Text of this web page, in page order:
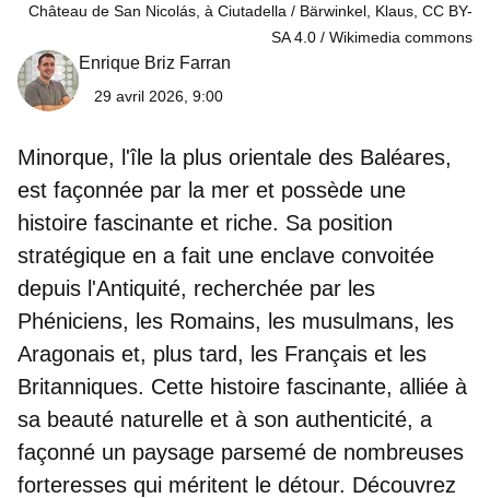
Château de San Nicolás, à Ciutadella / Bärwinkel, Klaus, CC BY-
SA 4.0
Wikimedia commons
Enrique Briz Farran
29 avril 2026, 9:00
Minorque, l'île la plus orientale des Baléares,
est façonnée par la mer et possède une
histoire fascinante et riche. Sa position
stratégique en a fait une enclave convoitée
depuis l'Antiquité, recherchée par les
Phéniciens, les Romains, les musulmans, les
Aragonais et, plus tard, les Français et les
Britanniques. Cette histoire fascinante, alliée à
sa beauté naturelle et à son authenticité, a
façonné un paysage parsemé de nombreuses
forteresses qui méritent le détour. Découvrez